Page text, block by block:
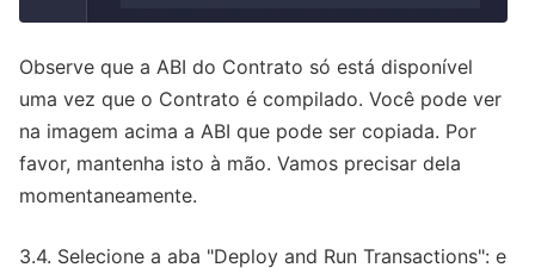
Observe que a ABI do Contrato só está disponível
uma vez que o Contrato é compilado. Você pode ver
na imagem acima a ABI que pode ser copiada. Por
favor, mantenha isto à mão. Vamos precisar dela
momentaneamente.
3.4. Selecione a aba "Deploy and Run Transactions": e